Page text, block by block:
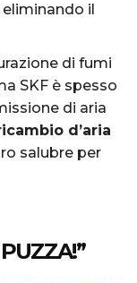
il
di fumi
SKF è spesso
di aria
d’aria
salubre per